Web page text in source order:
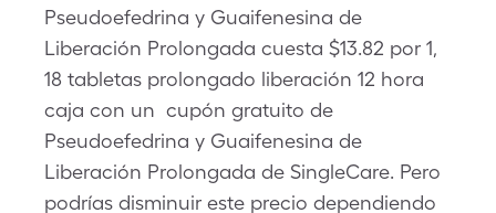
Pseudoefedrina y Guaifenesina de
Liberación Prolongada cuesta $13.82 por 1,
18 tabletas prolongado liberación 12 hora
caja con un cupón gratuito de
Pseudoefedrina y Guaifenesina de
Liberación Prolongada de SingleCare. Pero
podrías disminuir este precio dependiendo